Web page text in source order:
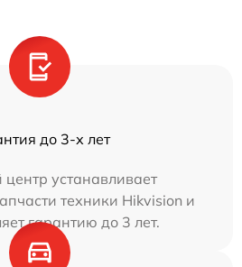
до 3-х лет
устанавливает
техники Hikvision и
гарантию до 3 лет.